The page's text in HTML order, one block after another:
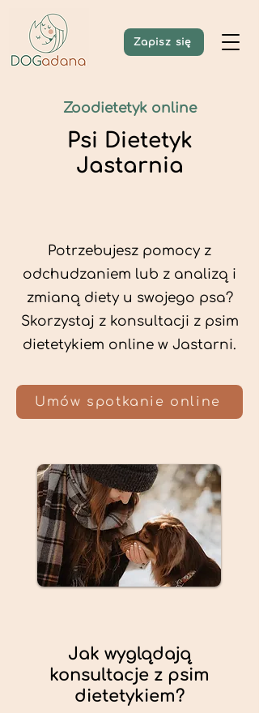
Zapisz się
Zoodietetyk online
Psi Dietetyk
Jastarnia
Potrzebujesz pomocy z
odchudzaniem lub z analizą i
zmianą diety u swojego psa?
Skorzystaj z konsultacji z psim
dietetykiem online w Jastarni.
Umów spotkanie online
Jak wyglądają
konsultacje z psim
dietetykiem?